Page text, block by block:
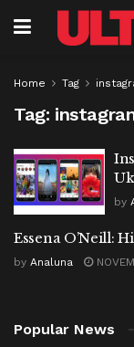
Home Tag
Tag:
by
Essena O’Neill:
by Analuna
Popular News